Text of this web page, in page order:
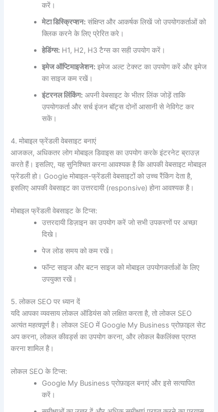
करें।
मेटा डिस्क्रिप्शन: संक्षिप्त और आकर्षक लिखें जो उपयोगकर्ताओं को
क्लिक करने के लिए प्रेरित करे।
हेडिंग्स: H1, H2, H3 टैग्स का सही उपयोग करें।
इमेज ऑप्टिमाइजेशन: इमेज अल्ट टेक्स्ट का उपयोग करें और इमेज
का साइज कम रखें।
इंटरनल लिंकिंग: अपनी वेबसाइट के भीतर लिंक जोड़ें ताकि
उपयोगकर्ता और सर्च इंजन बॉट्स दोनों आसानी से नेविगेट कर
सकें।
4. मोबाइल फ्रेंडली वेबसाइट बनाएं
आजकल, अधिकतर लोग मोबाइल डिवाइस का उपयोग करके इंटरनेट ब्राउज़
करते हैं। इसलिए, यह सुनिश्चित करना आवश्यक है कि आपकी वेबसाइट मोबाइल
फ्रेंडली हो। Google मोबाइल-फ्रेंडली वेबसाइटों को उच्च रैंकिंग देता है,
इसलिए आपकी वेबसाइट का उत्तरदायी (responsive) होना आवश्यक है।
मोबाइल फ्रेंडली वेबसाइट के टिप्स:
उत्तरदायी डिज़ाइन का उपयोग करें जो सभी उपकरणों पर अच्छा
दिखे।
पेज लोड समय को कम रखें।
फॉन्ट साइज और बटन साइज को मोबाइल उपयोगकर्ताओं के लिए
उपयुक्त रखें।
5. लोकल SEO पर ध्यान दें
यदि आपका व्यवसाय लोकल ऑडियंस को लक्षित करता है, तो लोकल SEO
अत्यंत महत्वपूर्ण है। लोकल SEO में Google My Business प्रोफ़ाइल सेट
अप करना, लोकल कीवर्ड्स का उपयोग करना, और लोकल बैकलिंक्स प्राप्त
करना शामिल है।
लोकल SEO के टिप्स:
Google My Business प्रोफ़ाइल बनाएं और इसे सत्यापित
करें।